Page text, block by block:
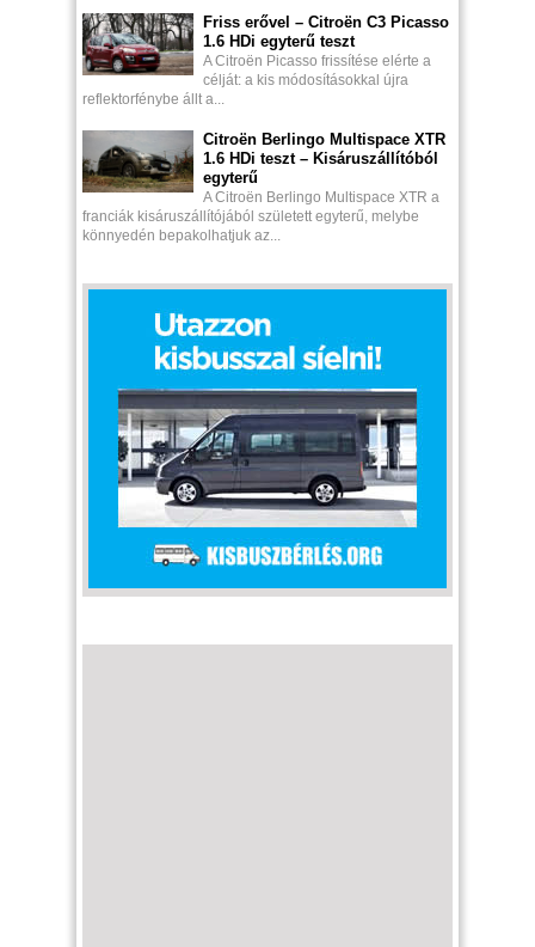
Friss erővel – Citroën C3 Picasso
1.6 HDi egyterű teszt
A Citroën Picasso frissítése elérte a
célját: a kis módosításokkal újra
reflektorfénybe állt a...
Citroën Berlingo Multispace XTR
1.6 HDi teszt – Kisáruszállítóból
egyterű
A Citroën Berlingo Multispace XTR a
franciák kisáruszállítójából született egyterű, melybe
könnyedén bepakolhatjuk az...